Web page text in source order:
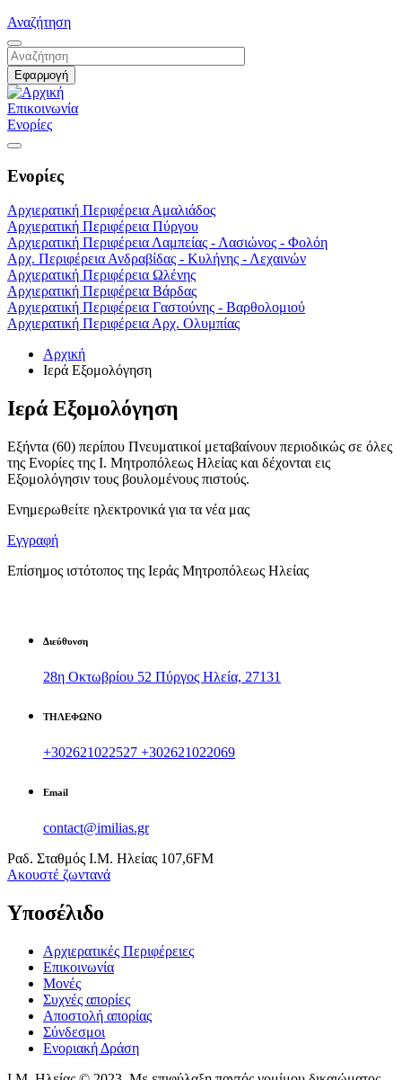
Αναζήτηση
Επικοινωνία
Ενορίες
Ενορίες
Αρχιερατική Περιφέρεια Αμαλιάδος
Αρχιερατική Περιφέρεια Πύργου
Αρχιερατική Περιφέρεια Λαμπείας - Λασιώνος - Φολόη
Αρχ. Περιφέρεια Ανδραβίδας - Κυλήνης - Λεχαινών
Αρχιερατική Περιφέρεια Ωλένης
Αρχιερατική Περιφέρεια Βάρδας
Αρχιερατική Περιφέρεια Γαστούνης - Βαρθολομιού
Αρχιερατική Περιφέρεια Αρχ. Ολυμπίας
Αρχική
Ιερά Εξομολόγηση
Ιερά Εξομολόγηση
Εξήντα (60) περίπου Πνευματικοί μεταβαίνουν περιοδικώς σε όλες
της Ενορίες της Ι. Μητροπόλεως Ηλείας και δέχονται εις
Εξομολόγησιν τους βουλομένους πιστούς.
Ενημερωθείτε ηλεκτρονικά για τα νέα μας
Εγγραφή
Επίσημος ιστότοπος της Ιεράς Μητροπόλεως Ηλείας
Διεύθυνση
28η Οκτωβρίου 52 Πύργος Ηλεία, 27131
ΤΗΛΕΦΩΝΟ
+302621022527 +302621022069
Email
contact@imilias.gr
Ραδ. Σταθμός Ι.Μ. Ηλείας 107,6FM
Aκουστέ ζωντανά
Υποσέλιδο
Αρχιερατικές Περιφέρειες
Επικοινωνία
Μονές
Συχνές απορίες
Αποστολή απορίας
Σύνδεσμοι
Ενοριακή Δράση